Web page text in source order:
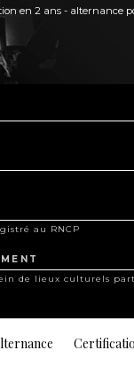
en 2 ans - alternance
au RNCP
de lieux culturels